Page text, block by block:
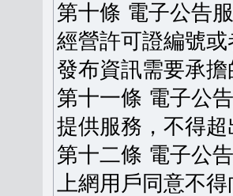
第十條 電子公告
經營許可證編號
發布資訊需要承
第十一條 電子公
提供服務，不得
第十二條 電子公
上網用戶同意不